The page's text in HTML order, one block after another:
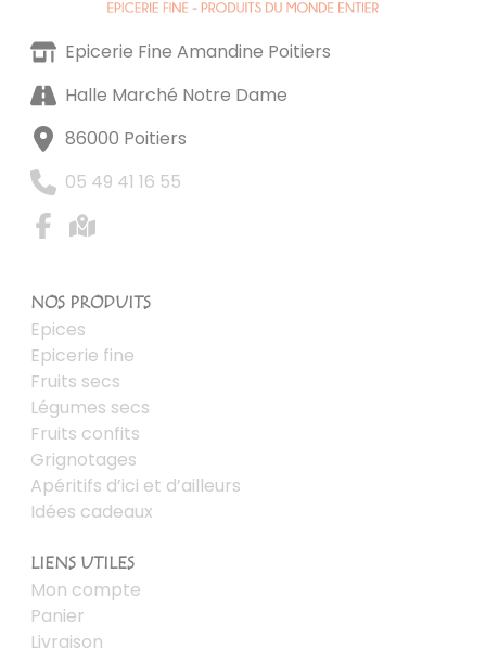
Epicerie Fine Amandine Poitiers
Halle Marché Notre Dame
86000 Poitiers
05 49 41 16 55
NOS PRODUITS
Epices
Epicerie fine
Fruits secs
Légumes secs
Fruits confits
Grignotages
Apéritifs d’ici et d’ailleurs
Idées cadeaux
LIENS UTILES
Mon compte
Panier
Livraison